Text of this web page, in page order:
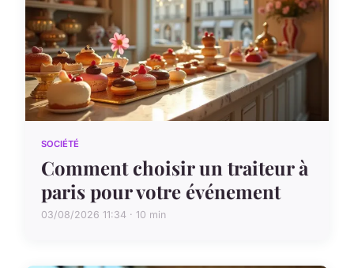
SOCIÉTÉ
Comment choisir un traiteur à
paris pour votre événement
03/08/2026 11:34 · 10 min